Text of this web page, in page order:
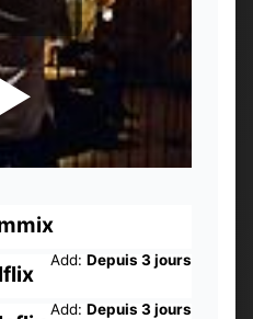
Add: Depuis 3 jours
Add: Depuis 3 jours